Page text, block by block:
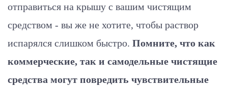
отправиться на крышу с вашим чистящим
средством - вы же не хотите, чтобы раствор
испарялся слишком быстро. Помните, что как
коммерческие, так и самодельные чистящие
средства могут повредить чувствительные